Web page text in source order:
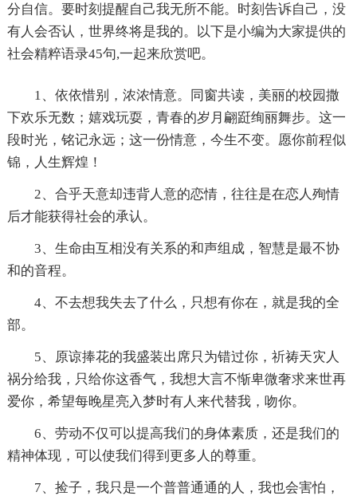
分自信。要时刻提醒自己我无所不能。时刻告诉自己，没
有人会否认，世界终将是我的。以下是小编为大家提供的
社会精粹语录45句,一起来欣赏吧。
1、依依惜别，浓浓情意。同窗共读，美丽的校园撒
下欢乐无数；嬉戏玩耍，青春的岁月翩跹绚丽舞步。这一
段时光，铭记永远；这一份情意，今生不变。愿你前程似
锦，人生辉煌！
2、合乎天意却违背人意的恋情，往往是在恋人殉情
后才能获得社会的承认。
3、生命由互相没有关系的和声组成，智慧是最不协
和的音程。
4、不去想我失去了什么，只想有你在，就是我的全
部。
5、原谅捧花的我盛装出席只为错过你，祈祷天灾人
祸分给我，只给你这香气，我想大言不惭卑微奢求来世再
爱你，希望每晚星亮入梦时有人来代替我，吻你。
6、劳动不仅可以提高我们的身体素质，还是我们的
精神体现，可以使我们得到更多人的尊重。
7、捡子，我只是一个普普通通的人，我也会害怕，